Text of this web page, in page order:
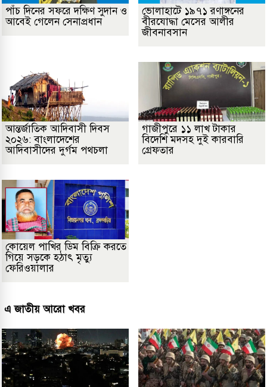
পাঁচ দিনের সফরে দক্ষিণ সুদান ও
আবেই গেলেন সেনাপ্রধান
ভোলাহাটে ১৯৭১ রণাঙ্গনের
বীরযোদ্ধা মেসের আলীর
জীবনাবসান
আন্তর্জাতিক আদিবাসী দিবস
২০২৬: বাংলাদেশের
আদিবাসীদের দুর্গম পথচলা
গাজীপুরে ১১ লাখ টাকার
বিদেশি মদসহ দুই কারবারি
গ্রেফতার
কোয়েল পাখির ডিম বিক্রি করতে
গিয়ে সড়কে হঠাৎ মৃত্যু
ফেরিওয়ালার
এ জাতীয় আরো খবর